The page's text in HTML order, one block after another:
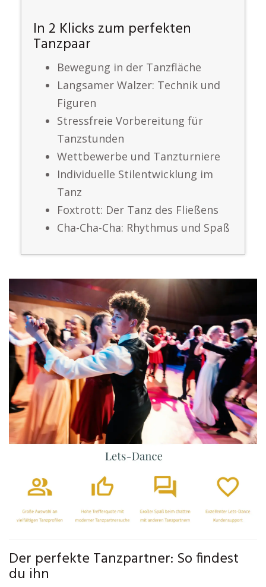
In 2 Klicks zum perfekten
Tanzpaar
Bewegung in der Tanzfläche
Langsamer Walzer: Technik und
Figuren
Stressfreie Vorbereitung für
Tanzstunden
Wettbewerbe und Tanzturniere
Individuelle Stilentwicklung im
Tanz
Foxtrott: Der Tanz des Fließens
Cha-Cha-Cha: Rhythmus und Spaß
Der perfekte Tanzpartner: So findest
du ihn